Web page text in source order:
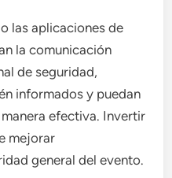
las aplicaciones de
la comunicación
de seguridad,
informados y puedan
efectiva. Invertir
mejorar
general del evento.